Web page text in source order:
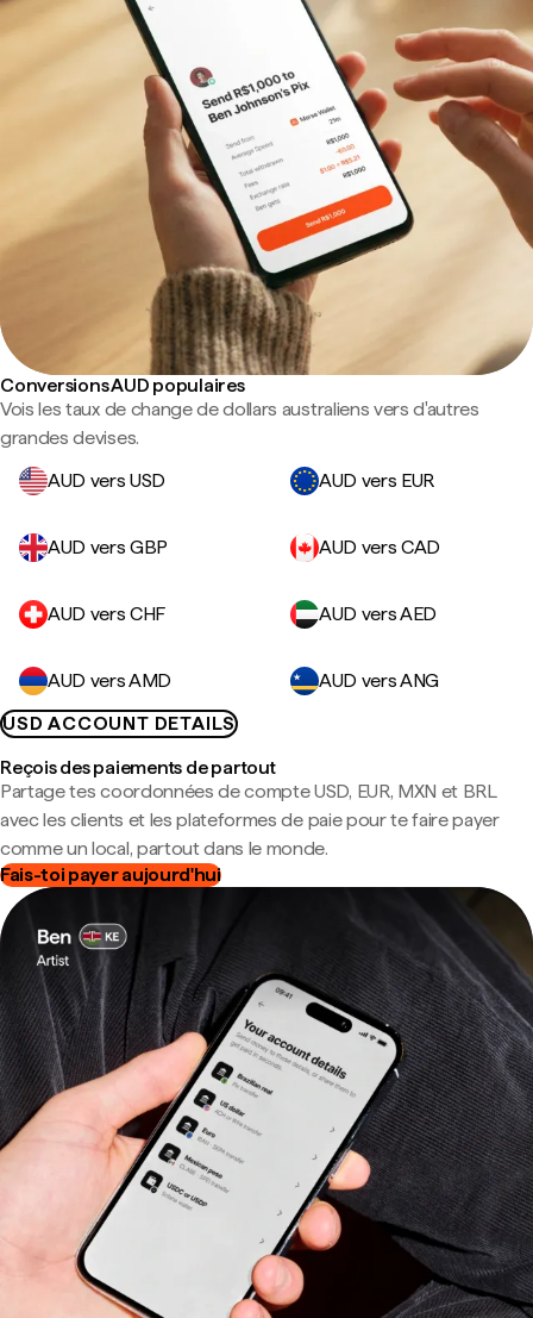
Conversions AUD populaires
Vois les taux de change de dollars australiens vers d'autres
grandes devises.
AUD vers USD
AUD vers EUR
AUD vers GBP AUD vers CAD
AUD vers CHF AUD vers AED
AUD vers AMD
AUD vers ANG
USD ACCOUNT DETAILS
Reçois des paiements de partout
Partage tes coordonnées de compte USD, EUR, MXN et BRL
avec les clients et les plateformes de paie pour te faire payer
comme un local, partout dans le monde.
Fais-toi payer aujourd'hui